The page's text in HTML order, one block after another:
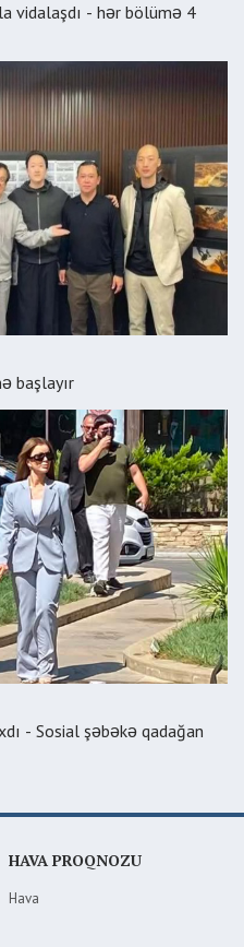
vidalaşdı - hər bölümə 4
başlayır
- Sosial şəbəkə qadağan
HAVA PROQNOZU
Hava